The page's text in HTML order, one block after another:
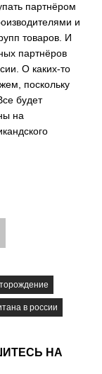
партнёром
и
товаров. И
партнёров
О каких-то
поскольку
будет
на
в россии
НА